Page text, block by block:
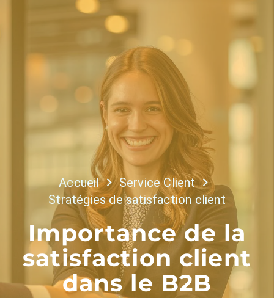
Accueil
Service Client
Stratégies de satisfaction client
Importance de la
satisfaction client
dans le B2B